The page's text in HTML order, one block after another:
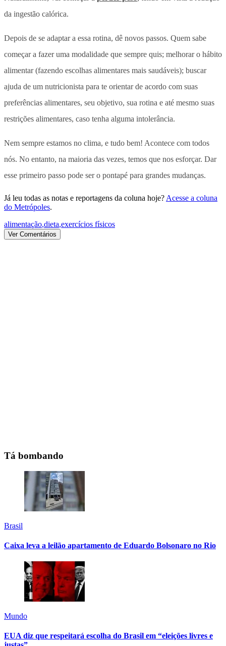
da ingestão calórica.
Depois de se adaptar a essa rotina, dê novos passos. Quem sabe
começar a fazer uma modalidade que sempre quis; melhorar o hábito
alimentar (fazendo escolhas alimentares mais saudáveis); buscar
ajuda de um nutricionista para te orientar de acordo com suas
preferências alimentares, seu objetivo, sua rotina e até mesmo suas
restrições alimentares, caso tenha alguma intolerância.
Nem sempre estamos no clima, e tudo bem! Acontece com todos
nós. No entanto, na maioria das vezes, temos que nos esforçar. Dar
esse primeiro passo pode ser o pontapé para grandes mudanças.
Já leu todas as notas e reportagens da coluna hoje? Acesse a coluna
do Metrópoles.
alimentação,dieta,exercícios físicos
Ver Comentários
Tá bombando
Brasil
Caixa leva a leilão apartamento de Eduardo Bolsonaro no Rio
Mundo
EUA diz que respeitará escolha do Brasil em “eleições livres e